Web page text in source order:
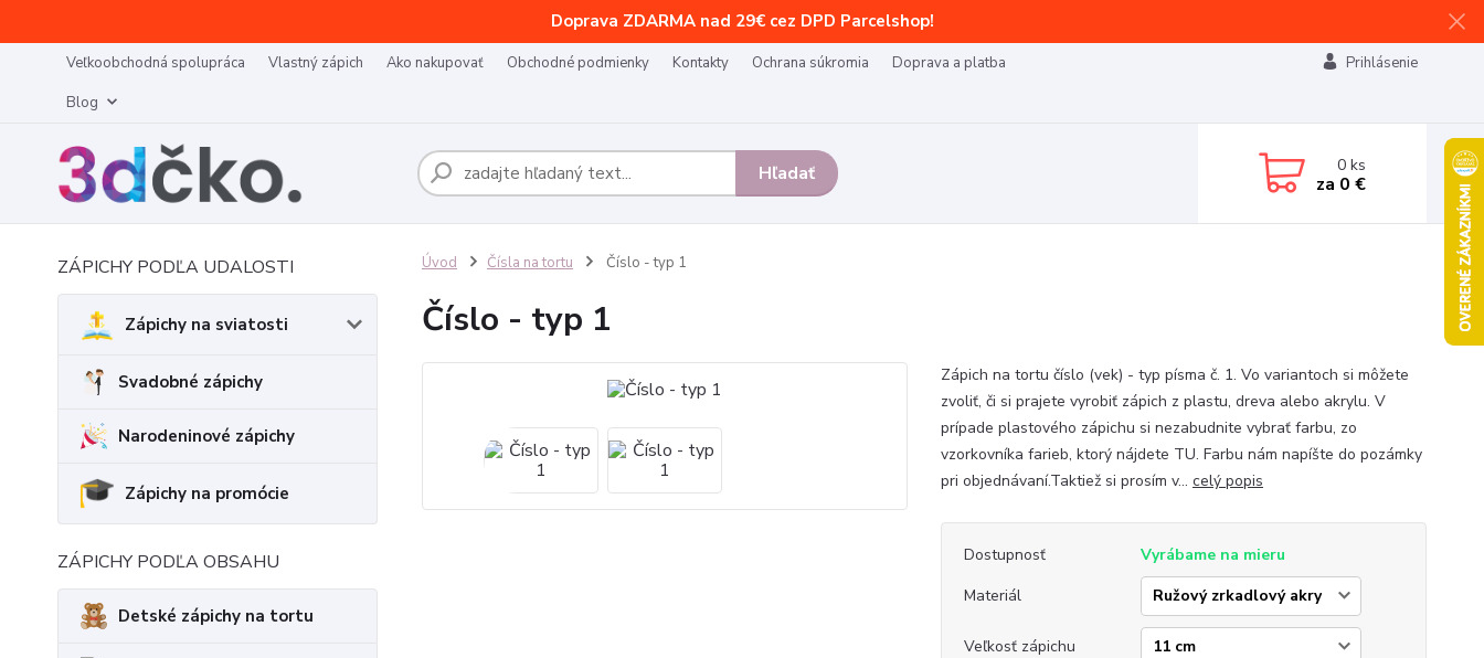
Doprava ZDARMA nad 29€ cez DPD Parcelshop!
Veľkoobchodná spolupráca Vlastný zápich Ako nakupovať Obchodné podmienky Kontakty Ochrana súkromia
Doprava a platba
Blog
Prihlásenie
Hľadať 0ks
za 0 €
ZÁPICHY PODĽA UDALOSTI
Zápichy na sviatosti
Svadobné zápichy
Narodeninové zápichy
Zápichy na promócie
ZÁPICHY PODĽA OBSAHU
Detské zápichy na tortu
Úvod Čísla na tortu Číslo - typ 1
Číslo - typ 1
Zápich na tortu číslo (vek) - typ písma č. 1. Vo variantoch si môžete
zvoliť, či si prajete vyrobiť zápich z plastu, dreva alebo akrylu. V
prípade plastového zápichu si nezabudnite vybrať farbu, zo
vzorkovníka farieb, ktorý nájdete TU. Farbu nám napíšte do pozámky
pri objednávaní.Taktiež si prosím v... celý popis
Dostupnosť
Vyrábame na mieru
Materiál
Veľkosť zápichu